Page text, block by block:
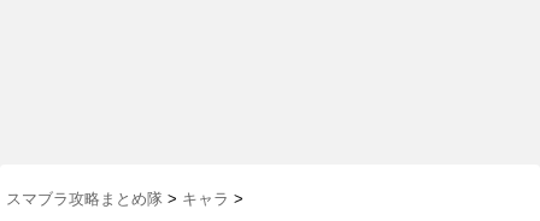
スマブラ攻略まとめ隊 > キャラ >